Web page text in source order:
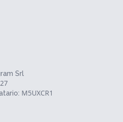
Srl
M5UXCR1